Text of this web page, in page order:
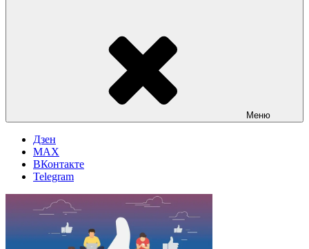
Меню
Дзен
MAX
ВКонтакте
Telegram